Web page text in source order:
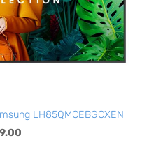
LH85QMCEBGCXEN